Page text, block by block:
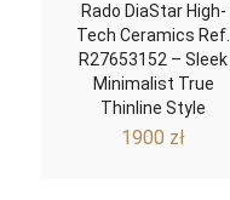
Rado DiaStar High-
Tech Ceramics Ref.
R27653152 – Sleek
Minimalist True
Thinline Style
1900 zł